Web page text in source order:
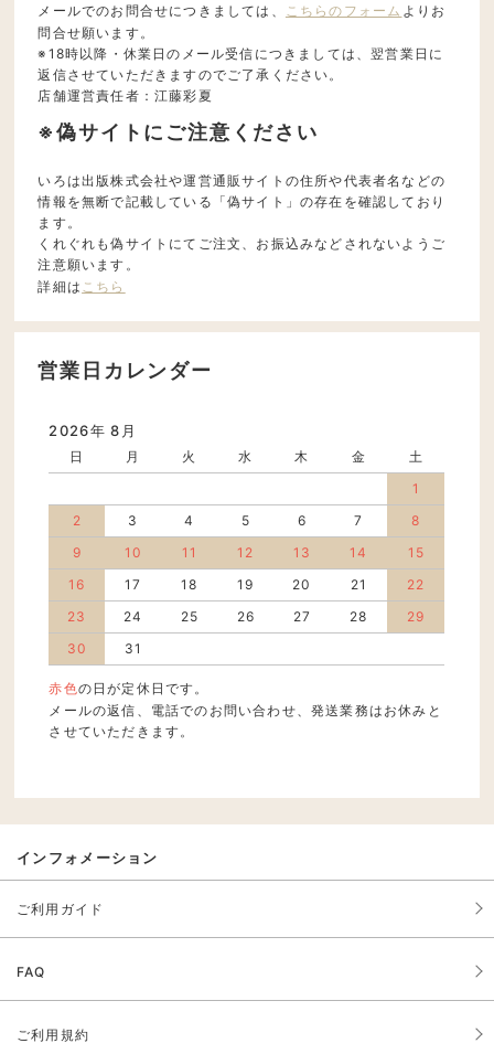
メールでのお問合せにつきましては、 こちらのフォーム よりお
問合せ願います。
※18時以降・休業日のメール受信につきましては、翌営業日に
返信させていただきますのでご了承ください。
店舗運営責任者：江藤彩夏
※偽サイトにご注意ください
いろは出版株式会社や運営通販サイトの住所や代表者名などの
情報を無断で記載している「偽サイト」の存在を確認しており
ます。
くれぐれも偽サイトにてご注文、お振込みなどされないようご
注意願います。
詳細は こちら
営業日カレンダー
2026年 8月
日 月 火 水 木 金
土
1
2
3 4 5 6 7
8
9
10 11 12 13 14
15
16
17 18 19 20 21
22
23
24 25 26 27 28
29
30
31
赤色の日が定休日です。
メールの返信、電話でのお問い合わせ、発送業務はお休みと
させていただきます。
インフォメーション
ご利用ガイド
FAQ
ご利用規約